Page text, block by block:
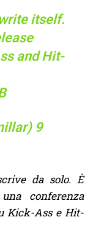
itself.
and Hit-
9
da solo. È
conferenza
Kick-Ass e Hit-